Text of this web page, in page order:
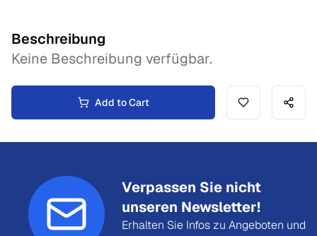
Beschreibung
Keine Beschreibung verfügbar.
Add to Cart
Verpassen Sie nicht
unseren Newsletter!
Erhalten Sie Infos zu Angeboten und